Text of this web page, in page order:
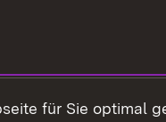
für Sie optimal